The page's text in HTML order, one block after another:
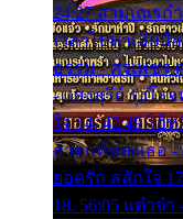
24:27 สามเณรก
เวลาไปหาเมียน้
ธรรม - ศรเพชร
- แสงสุรีย์ รุ่งโร
ใจ 14. 42:49 ไอ้
ธาตุแท้ของเธอ -
ยอดรัก สลักใจ
18. 56:05 แต๋วจ๋